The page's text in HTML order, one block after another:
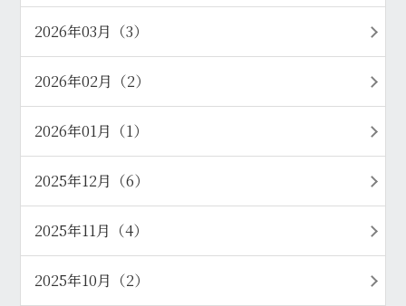
2026年03月（3）
2026年02月（2）
2026年01月（1）
2025年12月（6）
2025年11月（4）
2025年10月（2）